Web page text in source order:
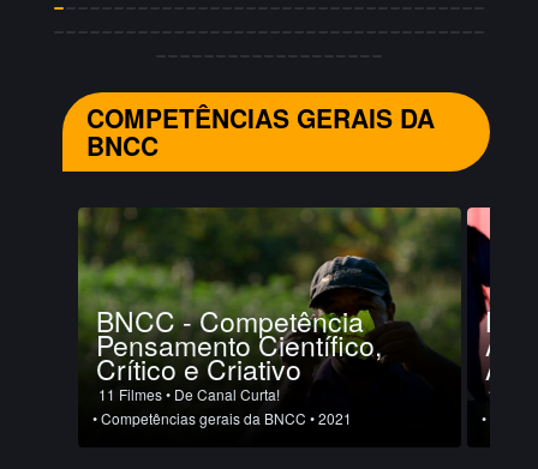
COMPETÊNCIAS GERAIS DA
BNCC
BNCC - Competência
Pensamento Científico,
Crítico e Criativo
11 Filmes• De Canal Curta!
• Competências gerais da BNCC • 2021
11
•